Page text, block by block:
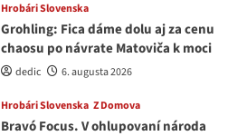
Hrobári Slovenska
Grohling: Fica dáme dolu aj za cenu
chaosu po návrate Matoviča k moci
dedic 6. augusta 2026
Hrobári Slovenska Z Domova
Bravó Focus. V ohlupovaní národa